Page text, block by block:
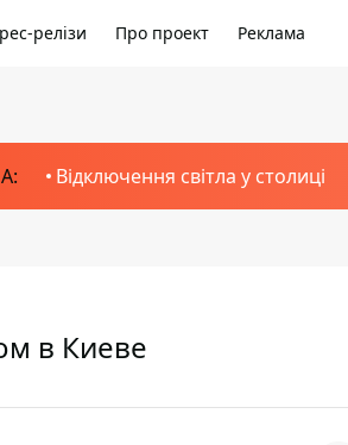
релізи Про проект Реклама
Відключення світла у столиці
в Киеве